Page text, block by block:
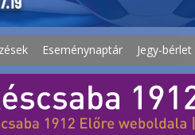
Eseménynaptár Jegy-bérlet